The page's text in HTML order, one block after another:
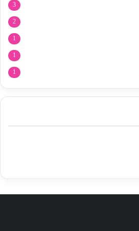
3
2
1
1
1